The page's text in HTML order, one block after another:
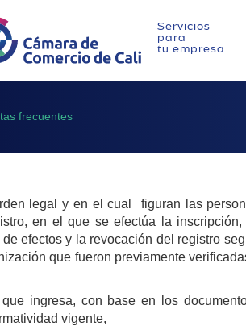
Servicios
para
tu empresa
frecuentes
legal y en el cual figuran las
en el que se efectúa la
efectos y la revocación del registro
que fueron previamente
ingresa, con base en los
vigente,